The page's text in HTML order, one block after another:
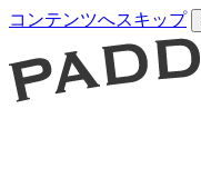
コンテンツへスキップ